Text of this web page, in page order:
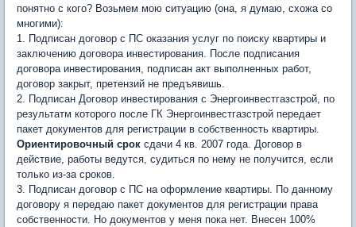
понятно с кого? Возьмем мою ситуацию (она, я думаю, схожа со
многими):
1. Подписан договор с ПС оказания услуг по поиску квартиры и
заключению договора инвестирования. После подписания
договора инвестирования, подписан акт выполненных работ,
договор закрыт, претензий не предъявишь.
2. Подписан Договор инвестирования с Энергоинвестгазстрой, по
результатм которого после ГК Энергоинвестгазстрой передает
пакет документов для регистрации в собственность квартиры.
Ориентировочный срок сдачи 4 кв. 2007 года. Договор в
действие, работы ведутся, судиться по нему не получится, если
только из-за сроков.
3. Подписан договор с ПС на оформление квартиры. По данному
договору я передаю пакет документов для регистрации права
собственности. Но документов у меня пока нет. Внесен 100%